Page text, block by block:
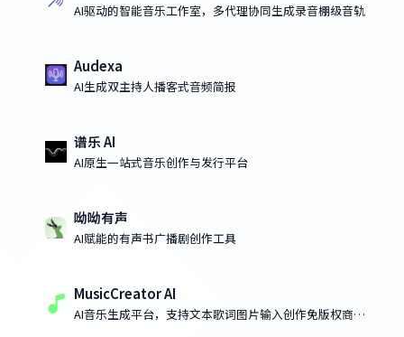
AI驱动的智能音乐工作室，多代理协同生成录音棚级音轨
Audexa
AI生成双主持人播客式音频简报
谱乐 AI
AI原生一站式音乐创作与发行平台
呦呦有声
AI赋能的有声书广播剧创作工具
MusicCreator AI
AI音乐生成平台，支持文本歌词图片输入创作免版权商用